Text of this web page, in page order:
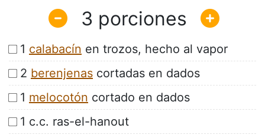
3
1 calabacín en trozos, hecho al vapor
2 berenjenas cortadas en dados
1 melocotón cortado en dados
1 c.c. ras-el-hanout